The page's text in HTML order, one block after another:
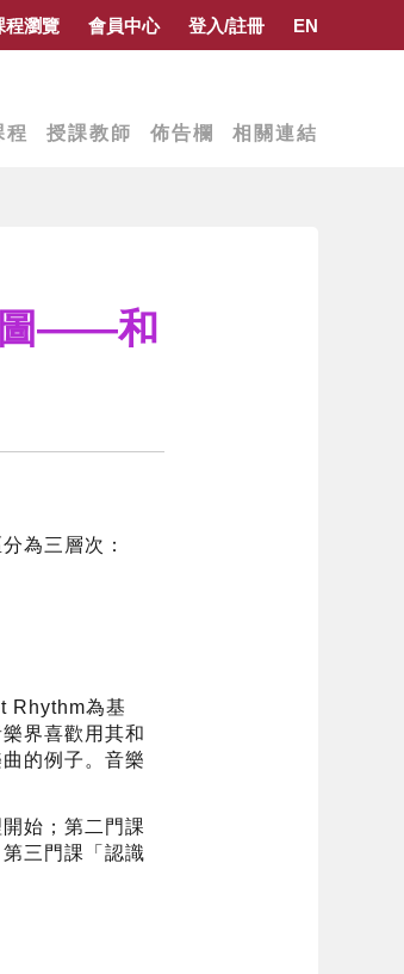
程瀏覽 會員中心 登入/註冊 EN
程 授課教師 佈告欄 相關連結
圖——和
為三層次：
Rhythm為基
界喜歡用其和
的例子。音樂
始；第二門課
三門課「認識